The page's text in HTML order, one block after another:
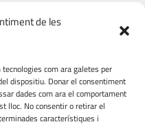
de les
com ara galetes per
dispositiu. Donar el consentiment
dades com ara el comportament
lloc. No consentir o retirar el
característiques i